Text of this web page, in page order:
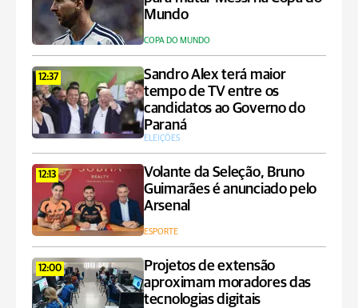
Mundo
COPA DO MUNDO
12:37
Sandro Alex terá maior
tempo de TV entre os
candidatos ao Governo do
Paraná
ELEIÇÕES
12:13
Volante da Seleção, Bruno
Guimarães é anunciado pelo
Arsenal
ESPORTE
12:00
Projetos de extensão
aproximam moradores das
tecnologias digitais